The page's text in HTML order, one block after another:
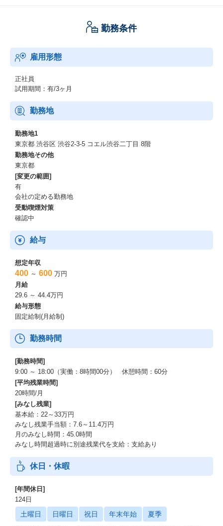
勤務条件
雇用形態
正社員
試用期間：有/3ヶ月
勤務地
勤務地1
東京都 渋谷区 渋谷2-3-5 コエル渋谷二丁目 8階
勤務地その他
東京都
[変更の範囲]
有
会社の定める勤務地
受動喫煙対策
確認中
給与
想定年収
400 ～ 600 万円
月給
29.6 ～ 44.4万円
給与形態
固定給制(月給制)
勤務時間
[勤務時間]
9:00 ～ 18:00（実働：8時間00分） 休憩時間：60分
[平均残業時間]
20時間/月
[みなし残業]
基本給：22～33万円
みなし残業手当額：7.6～11.4万円
月のみなし時間：45.0時間
みなし時間超過時に別途残業代を支給：支給あり
休日・休暇
[年間休日]
124日
土曜日 日曜日 祝日 年末年始 夏季